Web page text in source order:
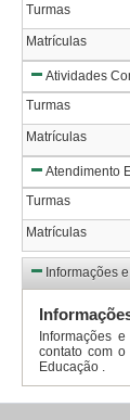
Turmas
Matrículas
Atividades
Turmas
Matrículas
Atendimento
Turmas
Matrículas
Informações
Informações
contato com
Educação .